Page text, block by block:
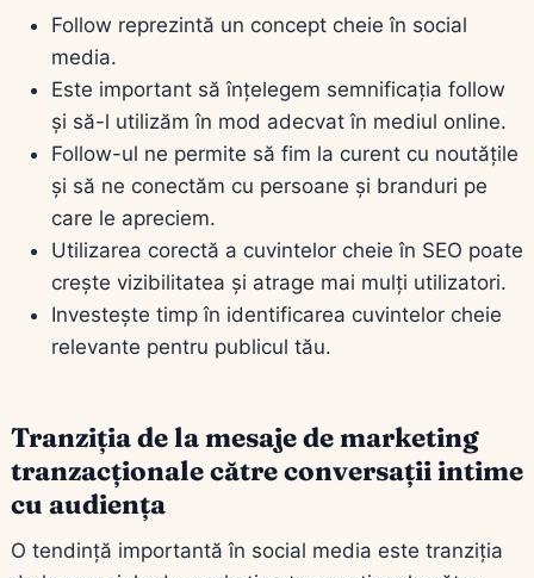
Follow reprezintă un concept cheie în social
media.
Este important să înțelegem semnificația follow
și să-l utilizăm în mod adecvat în mediul online.
Follow-ul ne permite să fim la curent cu noutățile
și să ne conectăm cu persoane și branduri pe
care le apreciem.
Utilizarea corectă a cuvintelor cheie în SEO poate
crește vizibilitatea și atrage mai mulți utilizatori.
Investește timp în identificarea cuvintelor cheie
relevante pentru publicul tău.
Tranziția de la mesaje de marketing
tranzacționale către conversații intime
cu audiența
O tendință importantă în social media este tranziția